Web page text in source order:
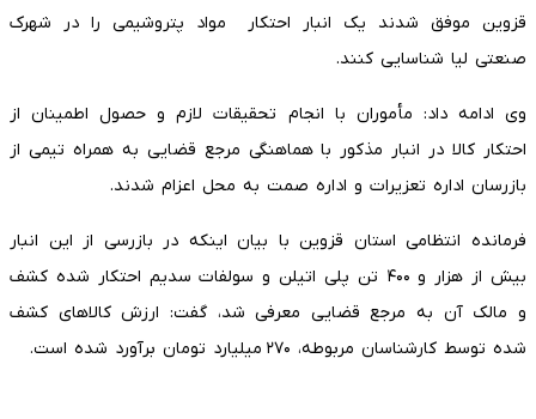
قزوین موفق شدند یک انبار احتکار مواد پتروشیمی را در شهرک
صنعتی لیا شناسایی کنند.
وی ادامه داد: مأموران با انجام تحقیقات لازم و حصول اطمینان از
احتکار کالا در انبار مذکور با هماهنگی مرجع قضایی به همراه تیمی از
بازرسان اداره تعزیرات و اداره صمت به محل اعزام شدند.
فرمانده انتظامی استان قزوین با بیان اینکه در بازرسی از این انبار
بیش از هزار و ۴۰۰ تن پلی اتیلن و سولفات سدیم احتکار شده کشف
و مالک آن به مرجع قضایی معرفی شد، گفت: ارزش کالاهای کشف
شده توسط کارشناسان مربوطه، ۲۷۰ میلیارد تومان برآورد شده است.